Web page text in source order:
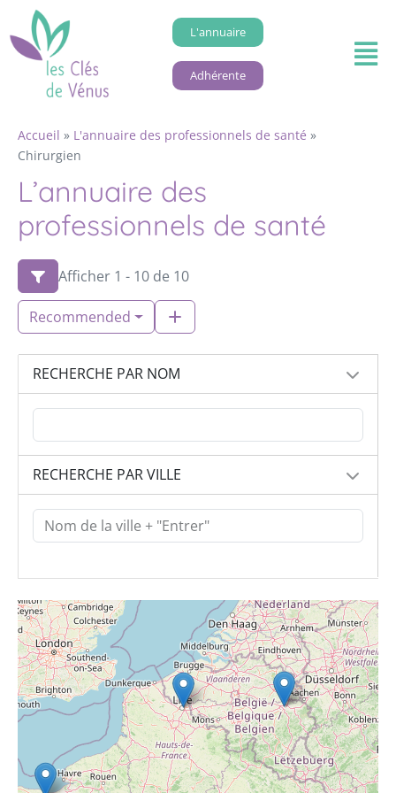
L'annuaire
Adhérente
Accueil » L'annuaire des professionnels de santé »
Chirurgien
L’annuaire des
professionnels de santé
Afficher 1 - 10 de 10
Recommended
RECHERCHE PAR NOM
RECHERCHE PAR VILLE